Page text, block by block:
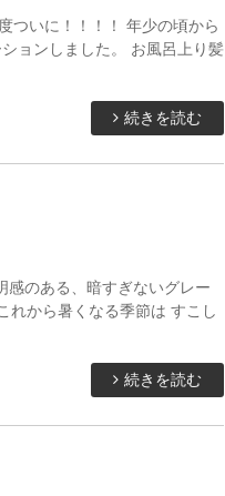
ついに！！！！ 年少の頃から
ョンしました。 お風呂上り髪
続きを読む
感のある、暗すぎないグレー
れから暑くなる季節は すこし
続きを読む